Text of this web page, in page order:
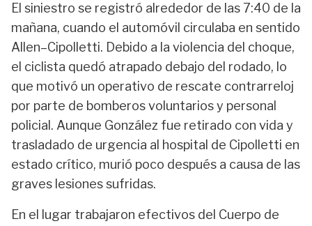
El siniestro se registró alrededor de las 7:40 de la
mañana, cuando el automóvil circulaba en sentido
Allen–Cipolletti. Debido a la violencia del choque,
el ciclista quedó atrapado debajo del rodado, lo
que motivó un operativo de rescate contrarreloj
por parte de bomberos voluntarios y personal
policial. Aunque González fue retirado con vida y
trasladado de urgencia al hospital de Cipolletti en
estado crítico, murió poco después a causa de las
graves lesiones sufridas.
En el lugar trabajaron efectivos del Cuerpo de